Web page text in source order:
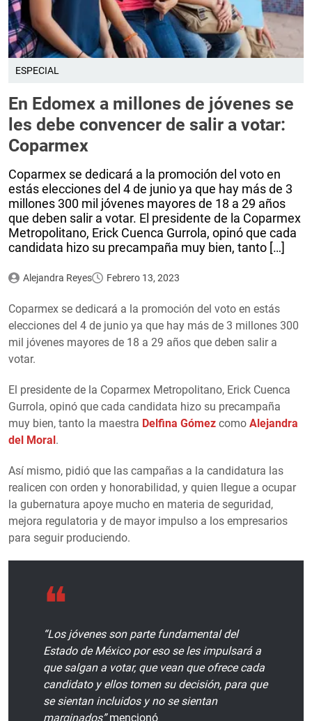
ESPECIAL
En Edomex a millones de jóvenes se
les debe convencer de salir a votar:
Coparmex
Coparmex se dedicará a la promoción del voto en
estás elecciones del 4 de junio ya que hay más de 3
millones 300 mil jóvenes mayores de 18 a 29 años
que deben salir a votar. El presidente de la Coparmex
Metropolitano, Erick Cuenca Gurrola, opinó que cada
candidata hizo su precampaña muy bien, tanto […]
Alejandra Reyes Febrero 13, 2023
Coparmex se dedicará a la promoción del voto en estás
elecciones del 4 de junio ya que hay más de 3 millones 300
mil jóvenes mayores de 18 a 29 años que deben salir a
votar.
El presidente de la Coparmex Metropolitano, Erick Cuenca
Gurrola, opinó que cada candidata hizo su precampaña
muy bien, tanto la maestra Delfina Gómez como Alejandra
del Moral.
Así mismo, pidió que las campañas a la candidatura las
realicen con orden y honorabilidad, y quien llegue a ocupar
la gubernatura apoye mucho en materia de seguridad,
mejora regulatoria y de mayor impulso a los empresarios
para seguir produciendo.
“Los jóvenes son parte fundamental del
Estado de México por eso se les impulsará a
que salgan a votar, que vean que ofrece cada
candidato y ellos tomen su decisión, para que
se sientan incluidos y no se sientan
marginados”mencionó